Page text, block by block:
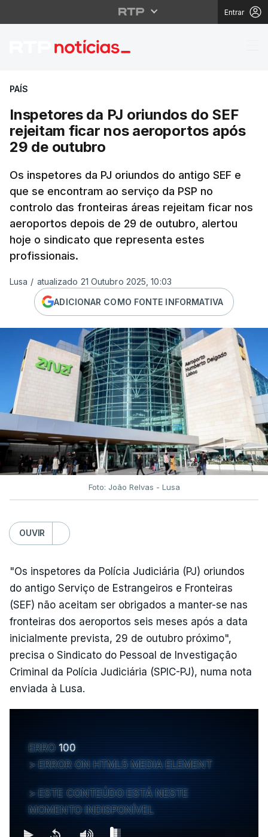
Entrar
Inspetores da PJ
PAÍS
Inspetores da PJ oriundos do SEF
rejeitam ficar nos aeroportos após
29 de outubro
Os inspetores da PJ oriundos do antigo SEF e
que se encontram ao serviço da PSP no
controlo das fronteiras áreas rejeitam ficar nos
aeroportos depois de 29 de outubro, alertou
hoje o sindicato que representa estes
profissionais.
Lusa / atualizado 21 Outubro 2025, 10:03
ADICIONAR COMO FONTE INFORMATIVA
Foto: João Relvas - Lusa
OUVIR
"Os inspetores da Polícia Judiciária (PJ) oriundos
do antigo Serviço de Estrangeiros e Fronteiras
(SEF) não aceitam ser obrigados a manter-se nas
fronteiras dos aeroportos seis meses após a data
inicialmente prevista, 29 de outubro próximo",
precisa o Sindicato do Pessoal de Investigação
Criminal da Polícia Judiciária (SPIC-PJ), numa nota
enviada à Lusa.
ERRO 100
ERROR ON HTML5 MEDIA ELEMENT
ESTE CONTEÚDO ESTÁ NESTE
MOMENTO INDISPONÍVEL